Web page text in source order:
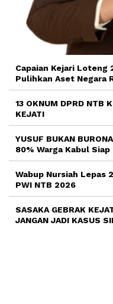
Capaian Kejari Loteng
Pulihkan Aset Negara
13 OKNUM DPRD NTB
KEJATI
YUSUF BUKAN
80% Warga Kabul Siap
Wabup Nursiah Lepas
PWI NTB 2026
SASAKA GEBRAK
JANGAN JADI KASUS